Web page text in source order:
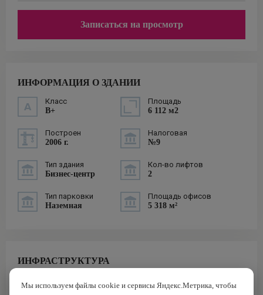
Записаться на просмотр
ИНФОРМАЦИЯ О ЗДАНИИ
Класс
B+
Площадь
6 112 м2
Построен
2006 г.
Налоговая
№9
Тип здания
Бизнес-центр
Кол-во лифтов
2
Тип парковки
Наземная
Площадь офисов
5 318 м²
ИНФРАСТРУКТУРА
Ремонт обуви
Мы используем файлы cookie и сервисы Яндекс.Метрика, чтобы